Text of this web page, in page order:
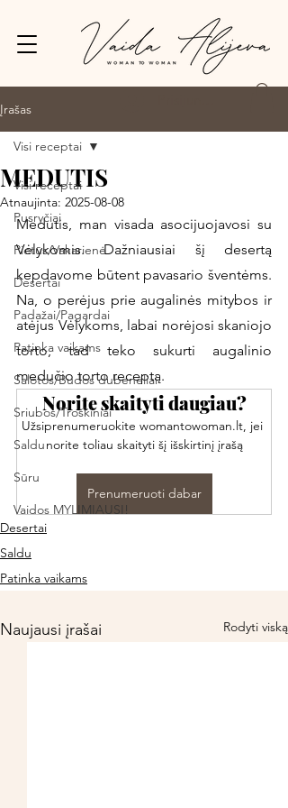
Įrašas
Visi receptai
Pusryčiai
Pietūs/Vakarienė
Desertai
Padažai/Pagardai
Patinka vaikams
Salotos/Budos dubenėliai
Sriubos/Troškiniai
Saldu
Sūru
Vaidos MYLIMIAUSI!
Visi receptai
MEDUTIS
Atnaujinta: 2025-08-08
Medutis, man visada asocijuojavosi su
Vėlykomis. Dažniausiai šį desertą
kepdavome būtent pavasario šventėms.
Na, o perėjus prie augalinės mitybos ir
atėjus Vėlykoms, labai norėjosi skaniojo
torto, tad teko sukurti augalinio
medučio torto receptą.
Norite skaityti daugiau?
Užsiprenumeruokite womantowoman.lt, jei
norite toliau skaityti šį išskirtinį įrašą
Prenumeruoti dabar
Desertai
Saldu
Patinka vaikams
Naujausi įrašai Rodyti viską